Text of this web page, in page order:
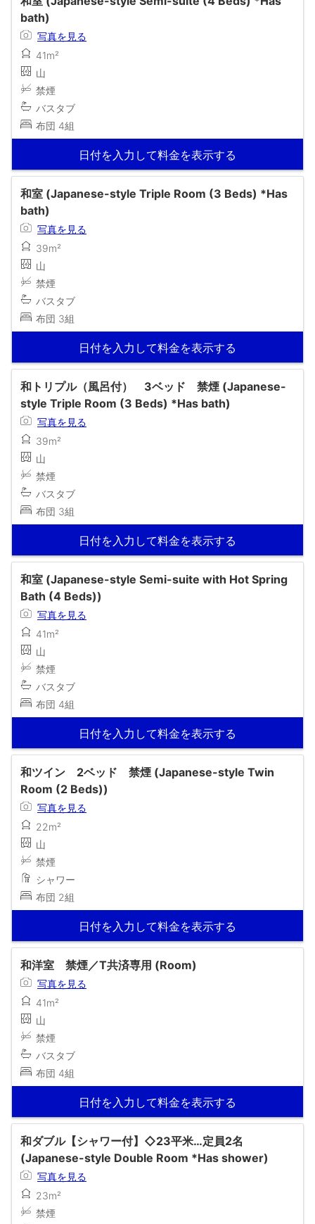
bath)
写真を見る
41m²
山
禁煙
バスタブ
布団 4組
日付を入力して料金を表示する
和室 (Japanese-style Triple Room (3 Beds) *Has
bath)
写真を見る
39m²
山
禁煙
バスタブ
布団 3組
日付を入力して料金を表示する
和トリプル（風呂付） 3ベッド 禁煙 (Japanese-
style Triple Room (3 Beds) *Has bath)
写真を見る
39m²
山
禁煙
バスタブ
布団 3組
日付を入力して料金を表示する
和室 (Japanese-style Semi-suite with Hot Spring
Bath (4 Beds))
写真を見る
41m²
山
禁煙
バスタブ
布団 4組
日付を入力して料金を表示する
和ツイン 2ベッド 禁煙 (Japanese-style Twin
Room (2 Beds))
写真を見る
22m²
山
禁煙
シャワー
布団 2組
日付を入力して料金を表示する
和洋室 禁煙／T共済専用 (Room)
写真を見る
41m²
山
禁煙
バスタブ
布団 4組
日付を入力して料金を表示する
和ダブル【シャワー付】◇23平米…定員2名
(Japanese-style Double Room *Has shower)
写真を見る
23m²
禁煙